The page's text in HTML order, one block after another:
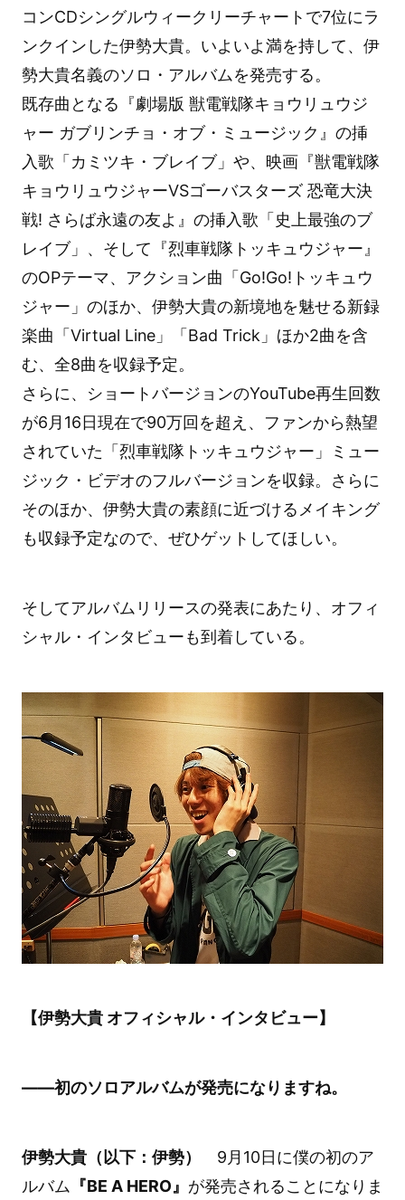
コンCDシングルウィークリーチャートで7位にラ
ンクインした伊勢大貴。いよいよ満を持して、伊
勢大貴名義のソロ・アルバムを発売する。
既存曲となる『劇場版 獣電戦隊キョウリュウジ
ャー ガブリンチョ・オブ・ミュージック』の挿
入歌「カミツキ・ブレイブ」や、映画『獣電戦隊
キョウリュウジャーVSゴーバスターズ 恐竜大決
戦! さらば永遠の友よ』の挿入歌「史上最強のブ
レイブ」、そして『烈車戦隊トッキュウジャー』
のOPテーマ、アクション曲「Go!Go!トッキュウ
ジャー」のほか、伊勢大貴の新境地を魅せる新録
楽曲「Virtual Line」「Bad Trick」ほか2曲を含
む、全8曲を収録予定。
さらに、ショートバージョンのYouTube再生回数
が6月16日現在で90万回を超え、ファンから熱望
されていた「烈車戦隊トッキュウジャー」ミュー
ジック・ビデオのフルバージョンを収録。さらに
そのほか、伊勢大貴の素顔に近づけるメイキング
も収録予定なので、ぜひゲットしてほしい。
そしてアルバムリリースの発表にあたり、オフィ
シャル・インタビューも到着している。
【伊勢大貴 オフィシャル・インタビュー】
――初のソロアルバムが発売になりますね。
伊勢大貴（以下：伊勢）
9月10日に僕の初のア
ルバム 『BE A HERO』 が発売されることになりま